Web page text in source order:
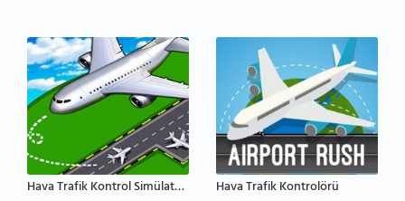
Hava Trafik Kontrol Simülatörü Hava Trafik Kontrolörü